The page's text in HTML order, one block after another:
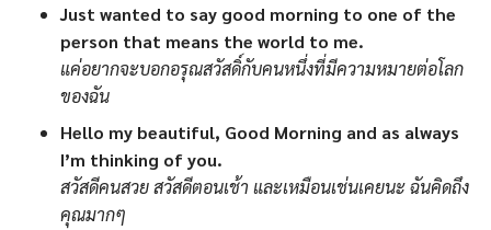
Just wanted to say good morning to one of the
person that means the world to me.
แค่อยากจะบอกอรุณสวัสดิ์กับคนหนึ่งที่มีความหมายต่อโลก
ของฉัน
Hello my beautiful, Good Morning and as always
I’m thinking of you.
สวัสดีคนสวย สวัสดีตอนเช้า และเหมือนเช่นเคยนะ ฉันคิดถึง
คุณมากๆ